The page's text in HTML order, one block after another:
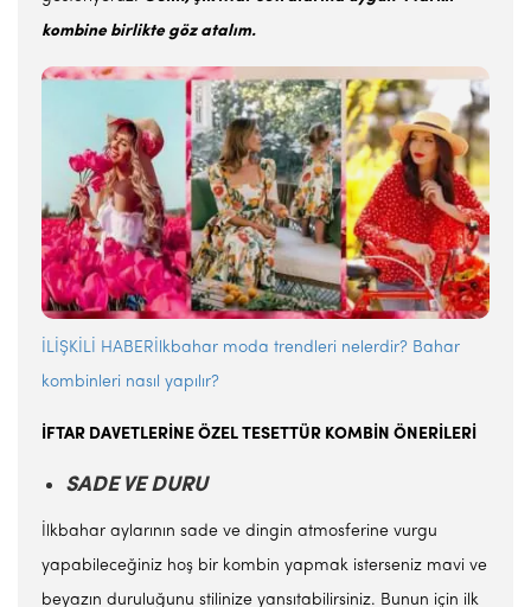
kombine birlikte göz atalım.
İLİŞKİLİ HABERİlkbahar moda trendleri nelerdir? Bahar
kombinleri nasıl yapılır?
İFTAR DAVETLERİNE ÖZEL TESETTÜR KOMBİN ÖNERİLERİ
SADE VE DURU
İlkbahar aylarının sade ve dingin atmosferine vurgu
yapabileceğiniz hoş bir kombin yapmak isterseniz mavi ve
beyazın duruluğunu stilinize yansıtabilirsiniz. Bunun için ilk